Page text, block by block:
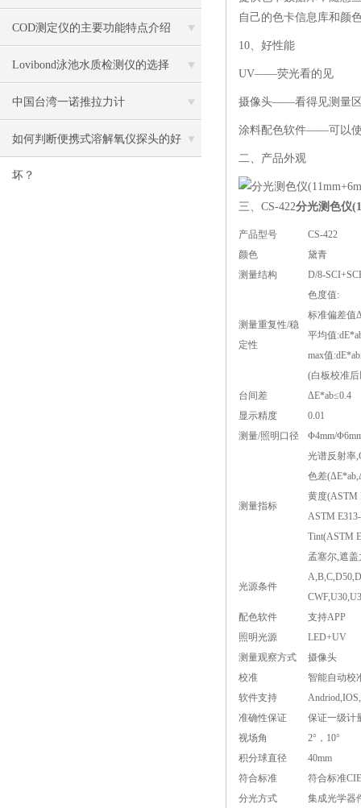
COD测定仪的主要功能特点介绍
Lovibond泳池水质检测仪的选择
中国台湾一诺推拉力计
如何判断便携式溶解氧仪探头的好
坏？
自己的色卡信息库和颜
10、好性能
UV——荧光看的见
摄像头——看得见测量
涂料配色软件——可以
二、产品外观
三、CS-422分光测色仪
产品型号
CS-422
颜色
黛青
测量结构
D/8-
测量重复性/稳
定性
色度值:
标准偏差值
平均值
max值
(白板校准
台间差
ΔE*ab≤0.4
显示精度
0.01
测量/照明口径
Φ4mm/
测量指标
光谱反射率
色差
黄度(ASTM
ASTM
Tint(ASTM
孟塞尔,遮
光源条件
配色软件
支持APP
照明光源
LED+UV
测量观察方式
摄像头
校准
智能自动校
软件支持
准确性保证
保证一级计
视场角
2°，10°
积分球直径
40mm
符合标准
符合标准
分光方式
集成光学器